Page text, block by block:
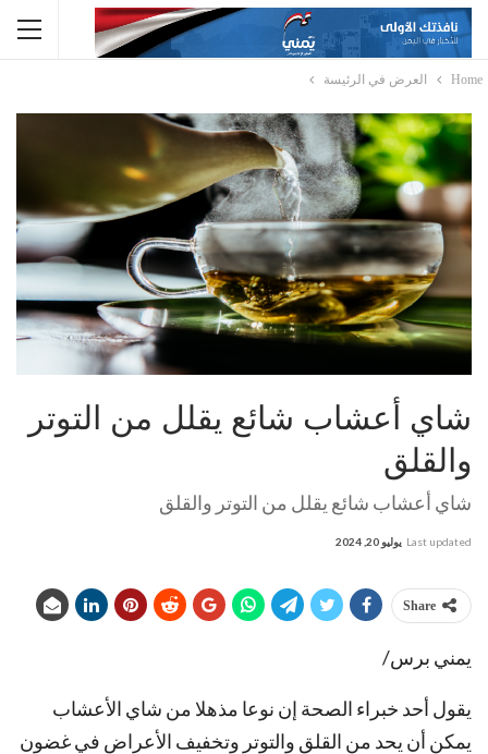
Home العرض في الرئيسة
شاي أعشاب شائع يقلل من التوتر
والقلق
شاي أعشاب شائع يقلل من التوتر والقلق
Last updated يوليو 20, 2024
Share
يمني برس/
يقول أحد خبراء الصحة إن نوعا مذهلا من شاي الأعشاب
يمكن أن يحد من القلق والتوتر وتخفيف الأعراض في غضون